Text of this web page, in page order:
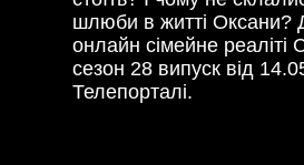
шлюби в житті Оксани?
онлайн сімейне реаліті
сезон 28 випуск від
Телепорталі.